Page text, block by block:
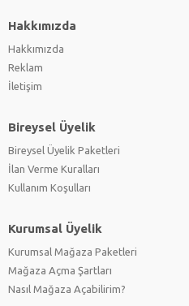
Hakkımızda
Hakkımızda
Reklam
İletişim
Bireysel Üyelik
Bireysel Üyelik Paketleri
İlan Verme Kuralları
Kullanım Koşulları
Kurumsal Üyelik
Kurumsal Mağaza Paketleri
Mağaza Açma Şartları
Nasıl Mağaza Açabilirim?